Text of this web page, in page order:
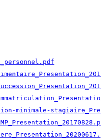
minimale-